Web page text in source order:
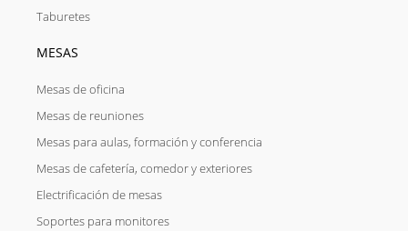
Taburetes
MESAS
Mesas de oficina
Mesas de reuniones
Mesas para aulas, formación y conferencia
Mesas de cafetería, comedor y exteriores
Electrificación de mesas
Soportes para monitores